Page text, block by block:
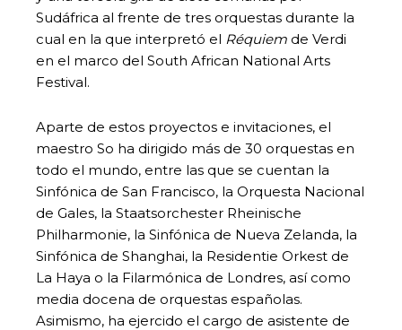
Sudáfrica al frente de tres orquestas durante la
cual en la que interpretó el Réquiem de Verdi
en el marco del South African National Arts
Festival.
Aparte de estos proyectos e invitaciones, el
maestro So ha dirigido más de 30 orquestas en
todo el mundo, entre las que se cuentan la
Sinfónica de San Francisco, la Orquesta Nacional
de Gales, la Staatsorchester Rheinische
Philharmonie, la Sinfónica de Nueva Zelanda, la
Sinfónica de Shanghai, la Residentie Orkest de
La Haya o la Filarmónica de Londres, así como
media docena de orquestas españolas.
Asimismo, ha ejercido el cargo de asistente de